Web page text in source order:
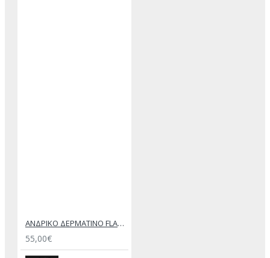
ΑΝΔΡΙΚΟ ΔΕΡΜΑΤΙΝΟ FLAT ΣΑΝΔΑΛΙ ΤΖΙΝ ΚΕΡΙ ΕΚΤΟΡΑΣ
55,00€